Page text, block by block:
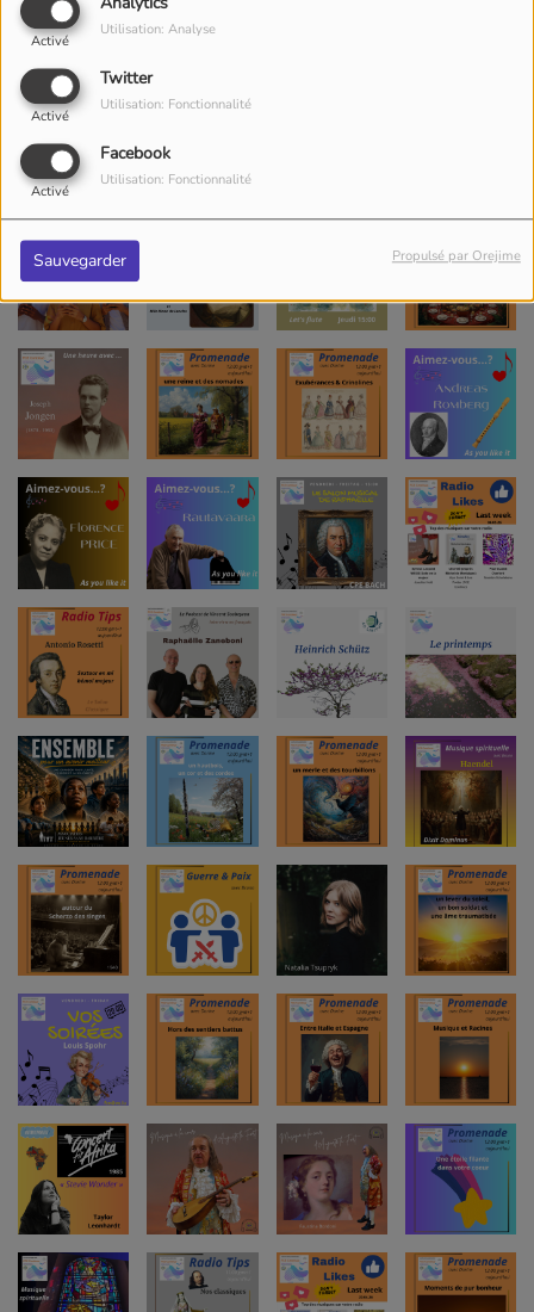
Activé
Utilisation: Analyse
Twitter
Activé
Utilisation: Fonctionnalité
Facebook
Activé
Utilisation: Fonctionnalité
Sauvegarder Propulsé par Orejime